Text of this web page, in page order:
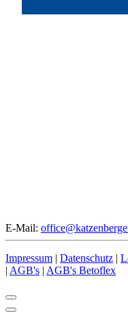
E-Mail:
Impressum | Datenschutz |
| AGB's | AGB's Betoflex